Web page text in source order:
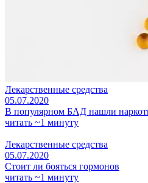
Лекарственные средства
05.07.2020
В популярном БАД нашли
читать ~1 минуту
Лекарственные средства
05.07.2020
Стоит ли бояться гормонов
читать ~1 минуту